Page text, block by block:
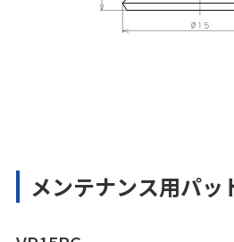
メンテナンス用パッ